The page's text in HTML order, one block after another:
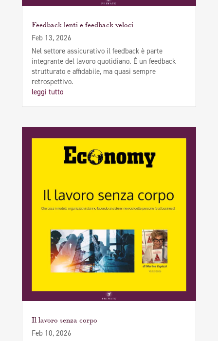
Feedback lenti e feedback veloci
Feb 13, 2026
Nel settore assicurativo il feedback è parte
integrante del lavoro quotidiano. È un feedback
strutturato e affidabile, ma quasi sempre
retrospettivo.
leggi tutto
Il lavoro senza corpo
Feb 10, 2026